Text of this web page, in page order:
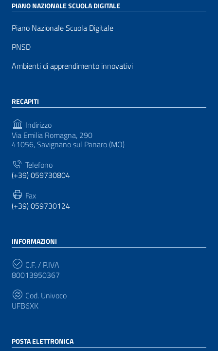
PIANO NAZIONALE SCUOLA DIGITALE
Piano Nazionale Scuola Digitale
PNSD
Ambienti di apprendimento innovativi
RECAPITI
Indirizzo
Via Emilia Romagna, 290
41056, Savignano sul Panaro (MO)
Telefono
(+39) 059730804
Fax
(+39) 059730124
INFORMAZIONI
C.F. / P.IVA
80013950367
Cod. Univoco
UFB6XK
POSTA ELETTRONICA